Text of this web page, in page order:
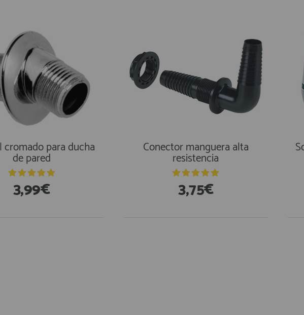
cromado para ducha
de pared
3,99€
Conector manguera alta
resistencia
3,75€